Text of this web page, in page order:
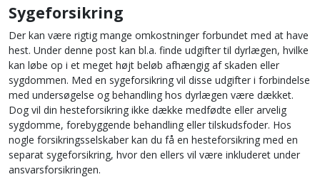
Sygeforsikring
Der kan være rigtig mange omkostninger forbundet med at have
hest. Under denne post kan bl.a. finde udgifter til dyrlægen, hvilke
kan løbe op i et meget højt beløb afhængig af skaden eller
sygdommen. Med en sygeforsikring vil disse udgifter i forbindelse
med undersøgelse og behandling hos dyrlægen være dækket.
Dog vil din hesteforsikring ikke dække medfødte eller arvelig
sygdomme, forebyggende behandling eller tilskudsfoder. Hos
nogle forsikringsselskaber kan du få en hesteforsikring med en
separat sygeforsikring, hvor den ellers vil være inkluderet under
ansvarsforsikringen.